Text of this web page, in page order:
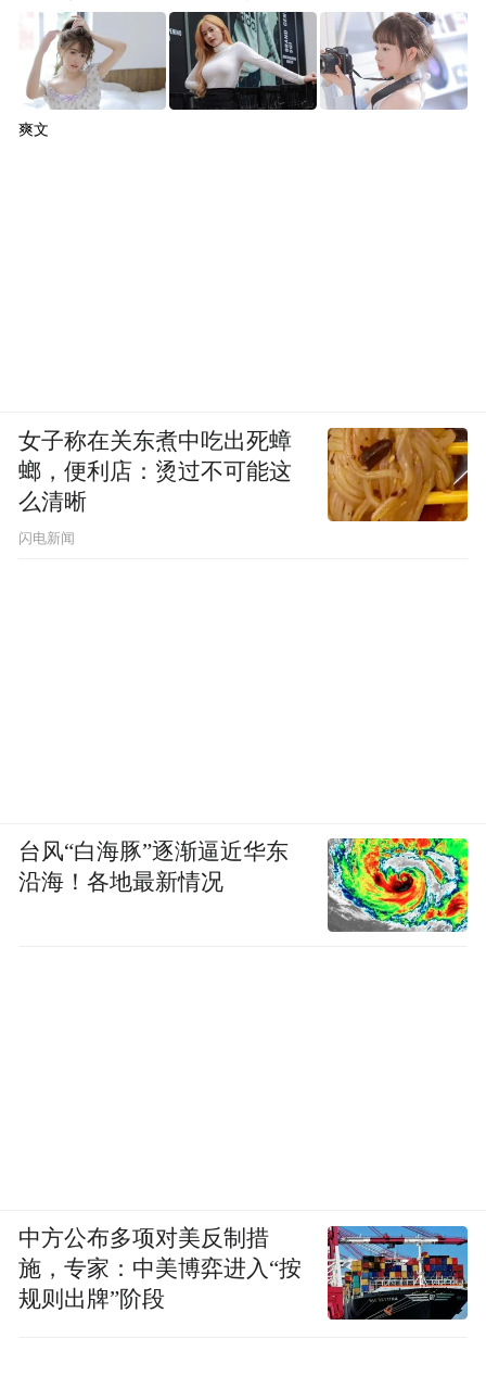
爽文
女子称在关东煮中吃出死蟑
螂，便利店：烫过不可能这
么清晰
闪电新闻
台风“白海豚”逐渐逼近华东
沿海！各地最新情况
中方公布多项对美反制措
施，专家：中美博弈进入“按
规则出牌”阶段